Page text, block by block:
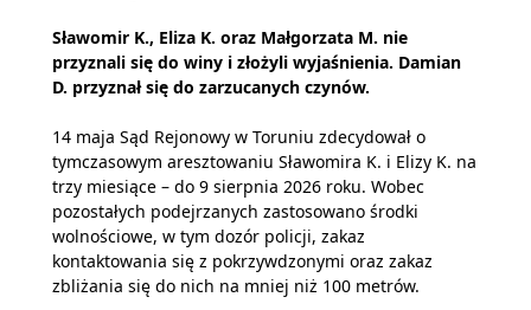
Sławomir K., Eliza K. oraz Małgorzata M. nie
przyznali się do winy i złożyli wyjaśnienia. Damian
D. przyznał się do zarzucanych czynów.
14 maja Sąd Rejonowy w Toruniu zdecydował o
tymczasowym aresztowaniu Sławomira K. i Elizy K. na
trzy miesiące – do 9 sierpnia 2026 roku. Wobec
pozostałych podejrzanych zastosowano środki
wolnościowe, w tym dozór policji, zakaz
kontaktowania się z pokrzywdzonymi oraz zakaz
zbliżania się do nich na mniej niż 100 metrów.